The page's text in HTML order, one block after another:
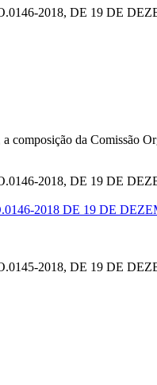
2018, DE 19 DE
composição da Comissão
2018, DE 19 DE
2018 DE 19 DE
2018, DE 19 DE